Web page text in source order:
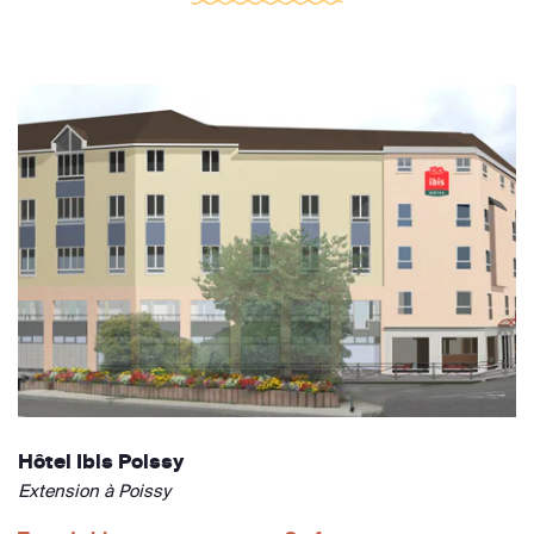
Hôtel Ibis Poissy
Extension à Poissy